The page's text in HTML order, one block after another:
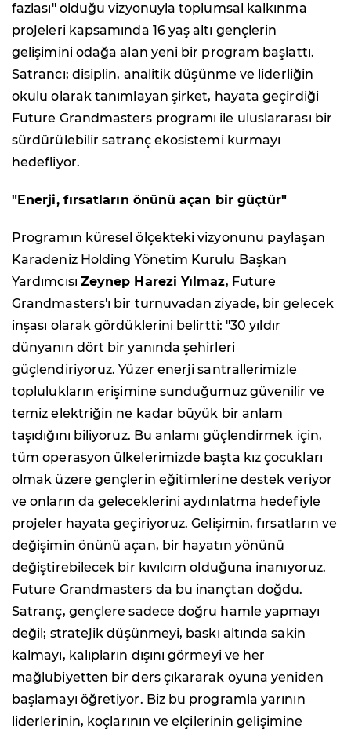
fazlası" olduğu vizyonuyla toplumsal kalkınma
projeleri kapsamında 16 yaş altı gençlerin
gelişimini odağa alan yeni bir program başlattı.
Satrancı; disiplin, analitik düşünme ve liderliğin
okulu olarak tanımlayan şirket, hayata geçirdiği
Future Grandmasters programı ile uluslararası bir
sürdürülebilir satranç ekosistemi kurmayı
hedefliyor.
"Enerji, fırsatların önünü açan bir güçtür"
Programın küresel ölçekteki vizyonunu paylaşan
Karadeniz Holding Yönetim Kurulu Başkan
Yardımcısı Zeynep Harezi Yılmaz, Future
Grandmasters'ı bir turnuvadan ziyade, bir gelecek
inşası olarak gördüklerini belirtti: "30 yıldır
dünyanın dört bir yanında şehirleri
güçlendiriyoruz. Yüzer enerji santrallerimizle
toplulukların erişimine sunduğumuz güvenilir ve
temiz elektriğin ne kadar büyük bir anlam
taşıdığını biliyoruz. Bu anlamı güçlendirmek için,
tüm operasyon ülkelerimizde başta kız çocukları
olmak üzere gençlerin eğitimlerine destek veriyor
ve onların da geleceklerini aydınlatma hedefiyle
projeler hayata geçiriyoruz. Gelişimin, fırsatların ve
değişimin önünü açan, bir hayatın yönünü
değiştirebilecek bir kıvılcım olduğuna inanıyoruz.
Future Grandmasters da bu inançtan doğdu.
Satranç, gençlere sadece doğru hamle yapmayı
değil; stratejik düşünmeyi, baskı altında sakin
kalmayı, kalıpların dışını görmeyi ve her
mağlubiyetten bir ders çıkararak oyuna yeniden
başlamayı öğretiyor. Biz bu programla yarının
liderlerinin, koçlarının ve elçilerinin gelişimine